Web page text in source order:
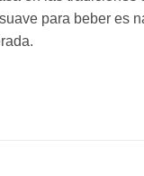
para beber es